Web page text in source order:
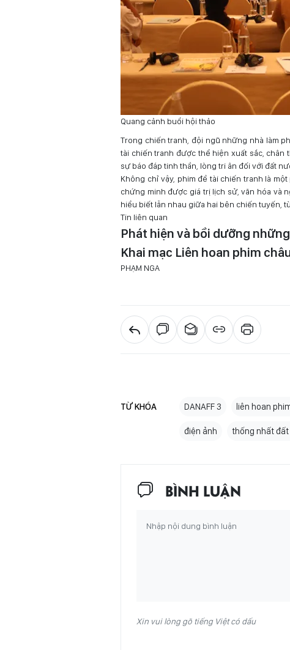
Quang cảnh buổi hội thảo
Trong chiến tranh, đội ngũ những nhà làm
tài chiến tranh được thể hiện xuất sắc,
sự báo đáp tinh thần, lòng tri ân đối với đất
Không chỉ vậy, phim đề tài chiến tranh là
chứng minh được giá trị lịch sử, văn hóa và
hiểu biết lẫn nhau giữa hai bên chiến tuyến,
Tin liên quan
Phát hiện và bồi dưỡng
Khai mạc Liên hoan phim
PHẠM NGA
TỪ KHÓA DANAFF 3 liên hoan
điện ảnh thống nhất
BÌNH LUẬN
Xin vui lòng gõ tiếng Việt có dấu